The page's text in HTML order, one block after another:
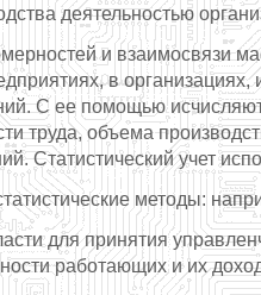
деятельностью
и взаимосвязи
в организациях,
С ее помощью
труда, объема
Статистический учет
методы:
для принятия
работающих и их